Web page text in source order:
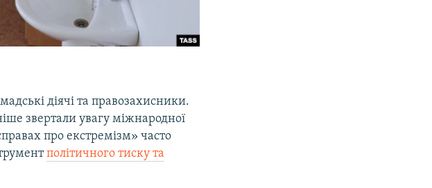
діячі та правозахисники.
звертали увагу міжнародної
про екстремізм» часто
політичного тиску та